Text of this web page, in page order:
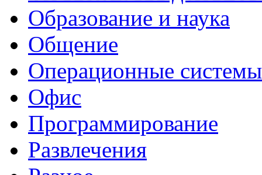
Образование и наука
Общение
Операционные системы
Офис
Программирование
Развлечения